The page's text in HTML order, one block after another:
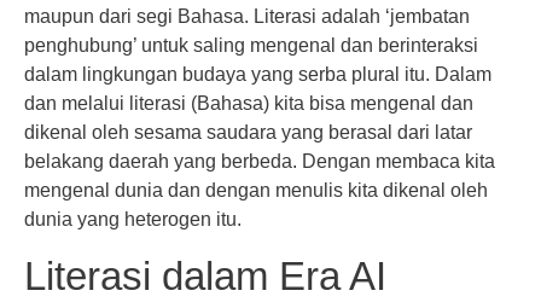
maupun dari segi Bahasa. Literasi adalah ‘jembatan
penghubung’ untuk saling mengenal dan berinteraksi
dalam lingkungan budaya yang serba plural itu. Dalam
dan melalui literasi (Bahasa) kita bisa mengenal dan
dikenal oleh sesama saudara yang berasal dari latar
belakang daerah yang berbeda. Dengan membaca kita
mengenal dunia dan dengan menulis kita dikenal oleh
dunia yang heterogen itu.
Literasi dalam Era AI